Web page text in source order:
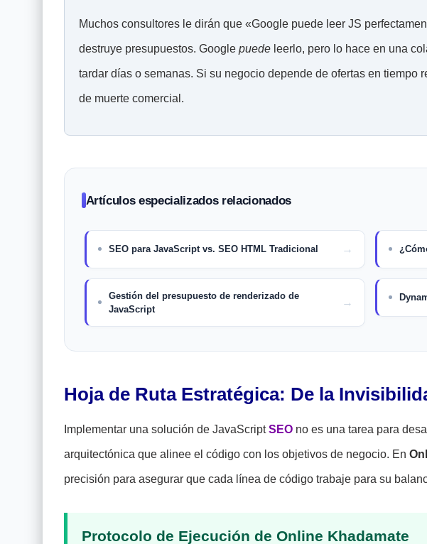
Muchos consultores le dirán que «Google puede leer JS
destruye presupuestos. Google puedeleerlo, pero lo hace en una
tardar días o semanas. Si su negocio depende de ofertas en tiempo
de muerte comercial.
Artículos especializados relacionados
SEO para JavaScript vs. SEO HTML Tradicional
Gestión del presupuesto de renderizado de
JavaScript
Hoja de Ruta Estratégica: De la
Implementar una solución de JavaScriptSEOno es una tarea para
arquitectónica que alinee el código con los objetivos de negocio. En
precisión para asegurar que cada línea de código trabaje para su
Protocolo de Ejecución de Online Khadamate